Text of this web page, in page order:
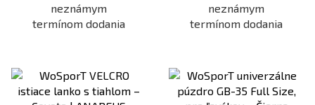
neznámym
termínom dodania
neznámym
termínom dodania